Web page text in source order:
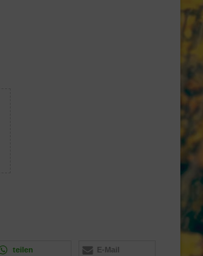
teilen E-Mail